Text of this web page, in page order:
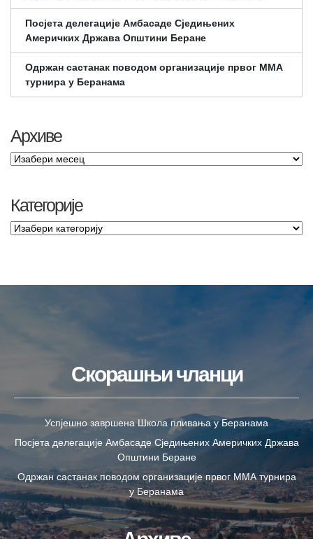
Посјета делегације Амбасаде Сједињених
Америчких Држава Општини Беране
Одржан састанак поводом организације првог ММА
турнира у Беранама
Архиве
Категорије
Скорашњи чланци
Успјешно завршена Школа пливања у Беранама
Посјета делегације Амбасаде Сједињених Америчких Држава
Општини Беране
Одржан састанак поводом организације првог ММА турнира
у Беранама